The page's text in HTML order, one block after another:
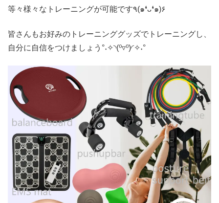
等々様々なトレーニングが可能です٩(๑❛ᴗ❛๑)۶
皆さんもお好みのトレーニンググッズでトレーニングし、
自分に自信をつけましょう°˖✧◝(⁰▿⁰)◜✧˖°